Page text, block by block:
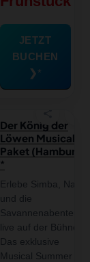
JETZT
BUCHEN
❯
Der König der
Löwen Musical-
Paket (Hamburg)
Erlebe Simba, Nala
und die
Savannenabenteuer
live auf der Bühne!
Das exklusive
Musical Summer